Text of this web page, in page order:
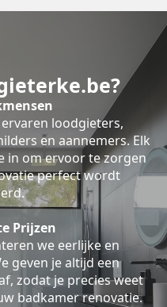
loodgieters,
en aannemers. Elk
in om ervoor te zorgen
perfect wordt
Prijzen
we eerlijke en
geven je altijd een
zodat je precies weet
badkamer renovatie.